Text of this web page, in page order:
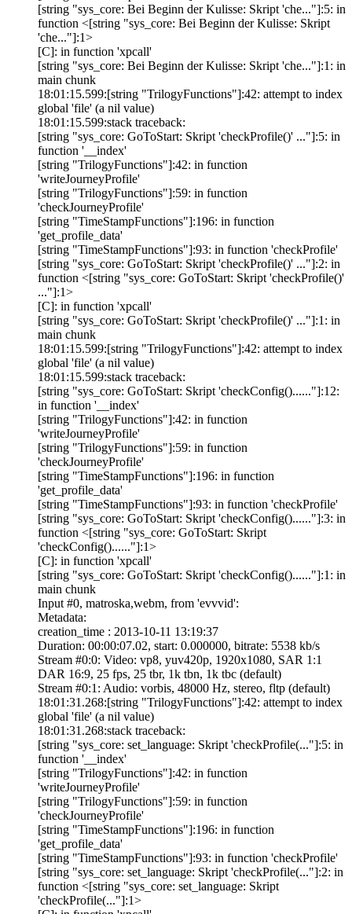
[string "sys_core: Bei Beginn der Kulisse: Skript 'che..."]:5: in
function <[string "sys_core: Bei Beginn der Kulisse: Skript
'che..."]:1>
[C]: in function 'xpcall'
[string "sys_core: Bei Beginn der Kulisse: Skript 'che..."]:1: in
main chunk
18:01:15.599:[string "TrilogyFunctions"]:42: attempt to index
global 'file' (a nil value)
18:01:15.599:stack traceback:
[string "sys_core: GoToStart: Skript 'checkProfile()' ..."]:5: in
function '__index'
[string "TrilogyFunctions"]:42: in function
'writeJourneyProfile'
[string "TrilogyFunctions"]:59: in function
'checkJourneyProfile'
[string "TimeStampFunctions"]:196: in function
'get_profile_data'
[string "TimeStampFunctions"]:93: in function 'checkProfile'
[string "sys_core: GoToStart: Skript 'checkProfile()' ..."]:2: in
function <[string "sys_core: GoToStart: Skript 'checkProfile()'
..."]:1>
[C]: in function 'xpcall'
[string "sys_core: GoToStart: Skript 'checkProfile()' ..."]:1: in
main chunk
18:01:15.599:[string "TrilogyFunctions"]:42: attempt to index
global 'file' (a nil value)
18:01:15.599:stack traceback:
[string "sys_core: GoToStart: Skript 'checkConfig()......"]:12:
in function '__index'
[string "TrilogyFunctions"]:42: in function
'writeJourneyProfile'
[string "TrilogyFunctions"]:59: in function
'checkJourneyProfile'
[string "TimeStampFunctions"]:196: in function
'get_profile_data'
[string "TimeStampFunctions"]:93: in function 'checkProfile'
[string "sys_core: GoToStart: Skript 'checkConfig()......"]:3: in
function <[string "sys_core: GoToStart: Skript
'checkConfig()......"]:1>
[C]: in function 'xpcall'
[string "sys_core: GoToStart: Skript 'checkConfig()......"]:1: in
main chunk
Input #0, matroska,webm, from 'evvvid':
Metadata:
creation_time : 2013-10-11 13:19:37
Duration: 00:00:07.02, start: 0.000000, bitrate: 5538 kb/s
Stream #0:0: Video: vp8, yuv420p, 1920x1080, SAR 1:1
DAR 16:9, 25 fps, 25 tbr, 1k tbn, 1k tbc (default)
Stream #0:1: Audio: vorbis, 48000 Hz, stereo, fltp (default)
18:01:31.268:[string "TrilogyFunctions"]:42: attempt to index
global 'file' (a nil value)
18:01:31.268:stack traceback:
[string "sys_core: set_language: Skript 'checkProfile(..."]:5: in
function '__index'
[string "TrilogyFunctions"]:42: in function
'writeJourneyProfile'
[string "TrilogyFunctions"]:59: in function
'checkJourneyProfile'
[string "TimeStampFunctions"]:196: in function
'get_profile_data'
[string "TimeStampFunctions"]:93: in function 'checkProfile'
[string "sys_core: set_language: Skript 'checkProfile(..."]:2: in
function <[string "sys_core: set_language: Skript
'checkProfile(..."]:1>